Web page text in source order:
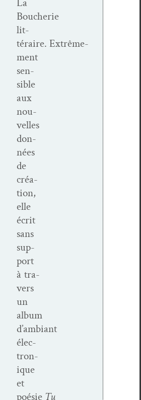
Boucherie
lit­
téraire. Extrême­
ment
sen­
si­ble
aux
nou­
velles
don­
nées
de
créa­
tion,
elle
écrit
sans
sup­
port
à tra­
vers
un
album
d’ambiant
élec­
tron­
ique
et
poésie Tu